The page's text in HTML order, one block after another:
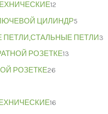
12
КЛЮЧЕВОЙ ЦИЛИНДР5
ПЕТЛИ,СТАЛЬНЫЕ ПЕТЛИ3
РОЗЕТКЕ13
РОЗЕТКЕ26
16